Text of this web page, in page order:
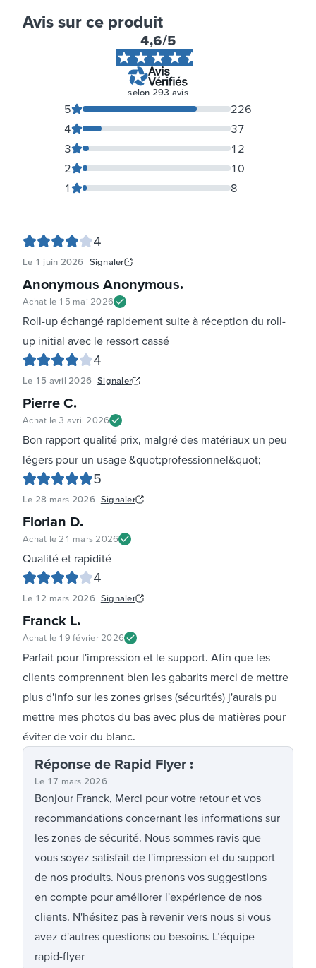
Avis sur ce produit
4,6/5
selon 293 avis
1 8
2 10
3 12
4 37
5 226
4
Le 1 juin 2026 Signaler
Anonymous Anonymous.
Achat le 15 mai 2026
Roll-up échangé rapidement suite à réception du roll-
up initial avec le ressort cassé
4
Le 15 avril 2026 Signaler
Pierre C.
Achat le 3 avril 2026
Bon rapport qualité prix, malgré des matériaux un peu
légers pour un usage &quot;professionnel&quot;
5
Le 28 mars 2026 Signaler
Florian D.
Achat le 21 mars 2026
Qualité et rapidité
4
Le 12 mars 2026 Signaler
Franck L.
Achat le 19 février 2026
Parfait pour l'impression et le support. Afin que les
clients comprennent bien les gabarits merci de mettre
plus d'info sur les zones grises (sécurités) j'aurais pu
mettre mes photos du bas avec plus de matières pour
éviter de voir du blanc.
Réponse de Rapid Flyer :
Le 17 mars 2026
Bonjour Franck, Merci pour votre retour et vos
recommandations concernant les informations sur
les zones de sécurité. Nous sommes ravis que
vous soyez satisfait de l'impression et du support
de nos produits. Nous prenons vos suggestions
en compte pour améliorer l'expérience de nos
clients. N'hésitez pas à revenir vers nous si vous
avez d'autres questions ou besoins. L’équipe
rapid-flyer